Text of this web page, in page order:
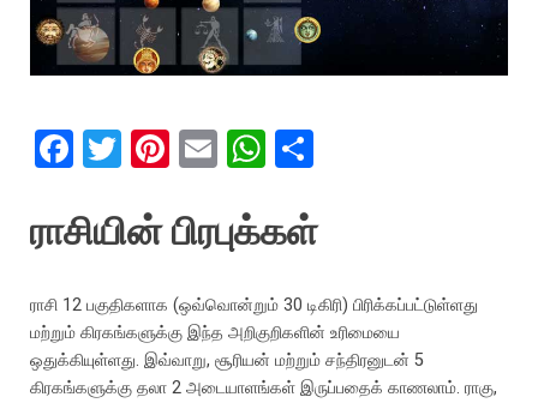
F
ce
o
o
k
T
tt
Pi
er
es
t
E
ail
W
at
A
p
p
ar
ராசியின் பிரபுக்கள்
ராசி 12 பகுதிகளாக (ஒவ்வொன்றும் 30 டிகிரி) பிரிக்கப்பட்டுள்ளது
மற்றும் கிரகங்களுக்கு இந்த அறிகுறிகளின் உரிமையை
ஒதுக்கியுள்ளது. இவ்வாறு, சூரியன் மற்றும் சந்திரனுடன் 5
கிரகங்களுக்கு தலா 2 அடையாளங்கள் இருப்பதைக் காணலாம். ராகு,